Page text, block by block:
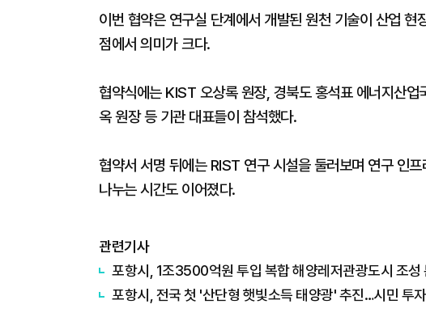
이번 협약은 연구실 단계에서 개발된 원천 기술이 산업
점에서 의미가 크다.
협약식에는 KIST 오상록 원장, 경북도 홍석표 에너지산
옥 원장 등 기관 대표들이 참석했다.
협약서 서명 뒤에는 RIST 연구 시설을 둘러보며 연구 인
나누는 시간도 이어졌다.
관련기사
포항시, 1조3500억원 투입 복합 해양레저관광도시 조성
포항시, 전국 첫 '산단형 햇빛소득 태양광' 추진…시민 투